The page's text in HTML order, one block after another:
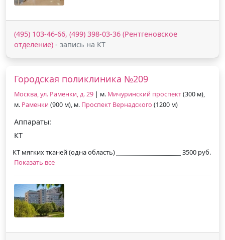
(495) 103-46-66, (499) 398-03-36 (Рентгеновское
отделение) - запись на КТ
Городская поликлиника №209
Москва, ул. Раменки, д. 29 | м. Мичуринский проспект(300 м),
м. Раменки (900 м), м. Проспект Вернадского (1200 м)
Аппараты:
КТ
КТ мягких тканей (одна область)
3500 руб.
Показать все